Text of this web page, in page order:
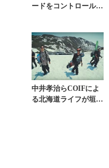
ードをコントロールす
U』
中井孝治らCOIFによ
る北海道ライフが垣間